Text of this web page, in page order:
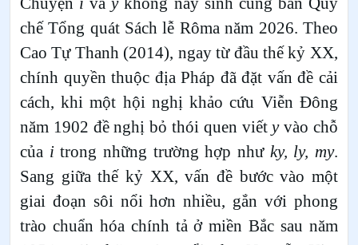
chế Tổng quát Sách lễ Rôma năm 2026. Theo
Cao Tự Thanh (2014), ngay từ đầu thế kỷ XX,
chính quyền thuộc địa Pháp đã đặt vấn đề cải
cách, khi một hội nghị khảo cứu Viễn Đông
năm 1902 đề nghị bỏ thói quen viếtyvào chỗ
của itrong những trường hợp như ky, ly, my.
Sang giữa thế kỷ XX, vấn đề bước vào một
giai đoạn sôi nổi hơn nhiều, gắn với phong
trào chuẩn hóa chính tả ở miền Bắc sau năm